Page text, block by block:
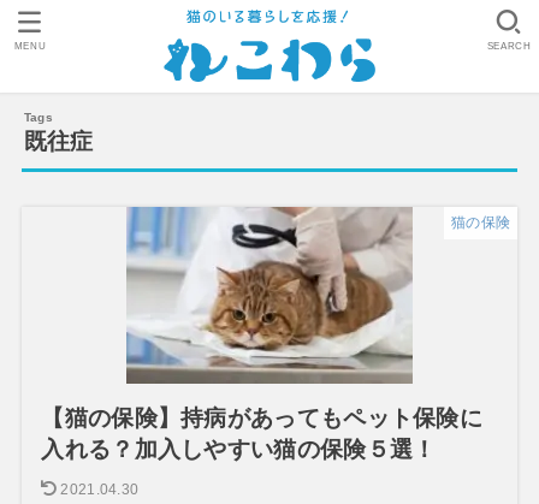
SEARCH
MENU
既往症
猫の保険
【猫の保険】持病があってもペット保険に
入れる？加入しやすい猫の保険５選！
2021.04.30